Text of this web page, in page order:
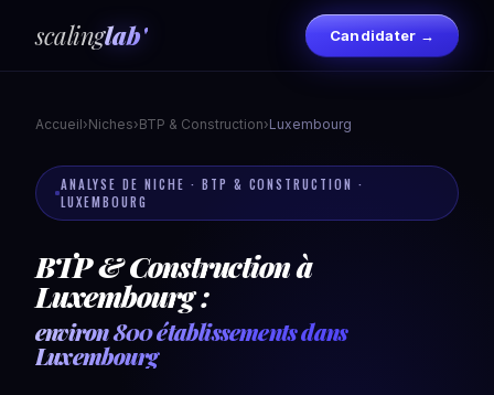
scalinglab' Candidater →
Accueil›Niches›BTP & Construction›Luxembourg
ANALYSE DE NICHE · BTP & CONSTRUCTION ·
LUXEMBOURG
BTP & Construction à
Luxembourg :
environ 800 établissements dans
Luxembourg